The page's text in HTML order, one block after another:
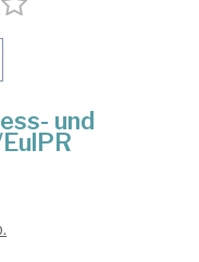
und